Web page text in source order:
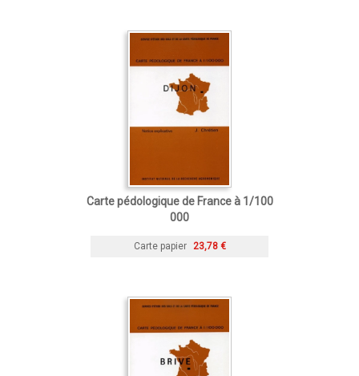
Carte pédologique de France à 1/100
000
Carte papier 23,78 €